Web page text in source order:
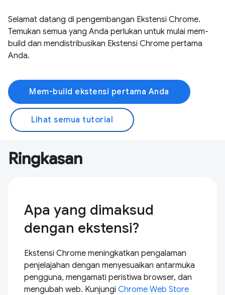
Selamat datang di pengembangan Ekstensi Chrome.
Temukan semua yang Anda perlukan untuk mulai mem-
build dan mendistribusikan Ekstensi Chrome pertama
Anda.
Mem-build ekstensi pertama Anda
Lihat semua tutorial
Ringkasan
Apa yang dimaksud
dengan ekstensi?
Ekstensi Chrome meningkatkan pengalaman
penjelajahan dengan menyesuaikan antarmuka
pengguna, mengamati peristiwa browser, dan
mengubah web. Kunjungi Chrome Web Store